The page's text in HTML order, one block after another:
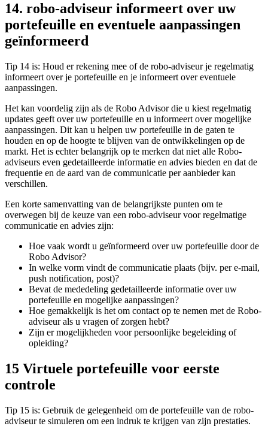
14. robo-adviseur informeert over uw
portefeuille en eventuele aanpassingen
geïnformeerd
Tip 14 is: Houd er rekening mee of de robo-adviseur je regelmatig
informeert over je portefeuille en je informeert over eventuele
aanpassingen.
Het kan voordelig zijn als de Robo Advisor die u kiest regelmatig
updates geeft over uw portefeuille en u informeert over mogelijke
aanpassingen. Dit kan u helpen uw portefeuille in de gaten te
houden en op de hoogte te blijven van de ontwikkelingen op de
markt. Het is echter belangrijk op te merken dat niet alle Robo-
adviseurs even gedetailleerde informatie en advies bieden en dat de
frequentie en de aard van de communicatie per aanbieder kan
verschillen.
Een korte samenvatting van de belangrijkste punten om te
overwegen bij de keuze van een robo-adviseur voor regelmatige
communicatie en advies zijn:
Hoe vaak wordt u geïnformeerd over uw portefeuille door de
Robo Advisor?
In welke vorm vindt de communicatie plaats (bijv. per e-mail,
push notification, post)?
Bevat de mededeling gedetailleerde informatie over uw
portefeuille en mogelijke aanpassingen?
Hoe gemakkelijk is het om contact op te nemen met de Robo-
adviseur als u vragen of zorgen hebt?
Zijn er mogelijkheden voor persoonlijke begeleiding of
opleiding?
15 Virtuele portefeuille voor eerste
controle
Tip 15 is: Gebruik de gelegenheid om de portefeuille van de robo-
adviseur te simuleren om een indruk te krijgen van zijn prestaties.